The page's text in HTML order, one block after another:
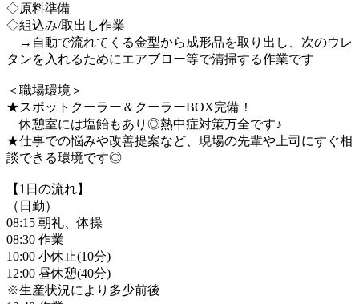
◇原料準備
◇組込み/取出し作業
→自動で流れてくる金型から成形品を取り出し、次のウレ
タンを入れるためにエアブロー等で清掃する作業です
＜職場環境＞
★スポットクーラー＆クーラーBOX完備！
休憩室には塩飴もあり◎熱中症対策万全です♪
★仕事での悩みや改善提案など、現場の先輩や上司にすぐ相
談できる環境です◎
【1日の流れ】
（日勤）
08:15 朝礼、体操
08:30 作業
10:00 小休止(10分)
12:00 昼休憩(40分)
※生産状況により多少前後